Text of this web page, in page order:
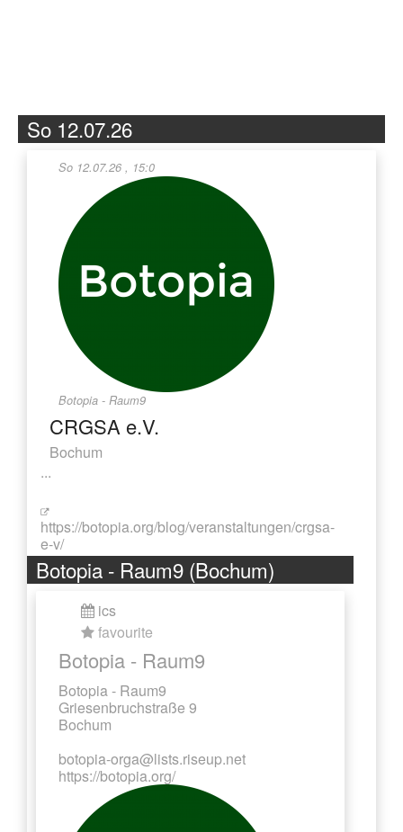
So 12.07.26
So 12.07.26 , 15:0
Botopia - Raum9
CRGSA e.V.
Bochum
...
https://botopia.org/blog/veranstaltungen/crgsa-
e-v/
Botopia - Raum9 (Bochum)
ics
favourite
Botopia - Raum9
Botopia - Raum9
Griesenbruchstraße 9
Bochum
botopia-orga@lists.riseup.net
https://botopia.org/